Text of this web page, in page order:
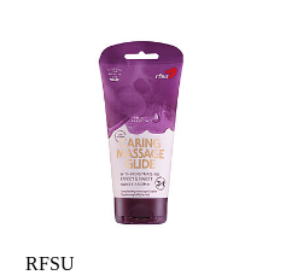
RFSU